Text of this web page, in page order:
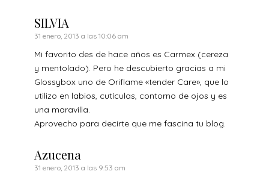
SILVIA
31 enero, 2013 a las 10:06 am
Mi favorito des de hace años es Carmex (cereza
y mentolado). Pero he descubierto gracias a mi
Glossybox uno de Oriflame «tender Care», que lo
utilizo en labios, cutículas, contorno de ojos y es
una maravilla.
Aprovecho para decirte que me fascina tu blog.
Azucena
31 enero, 2013 a las 9:53 am